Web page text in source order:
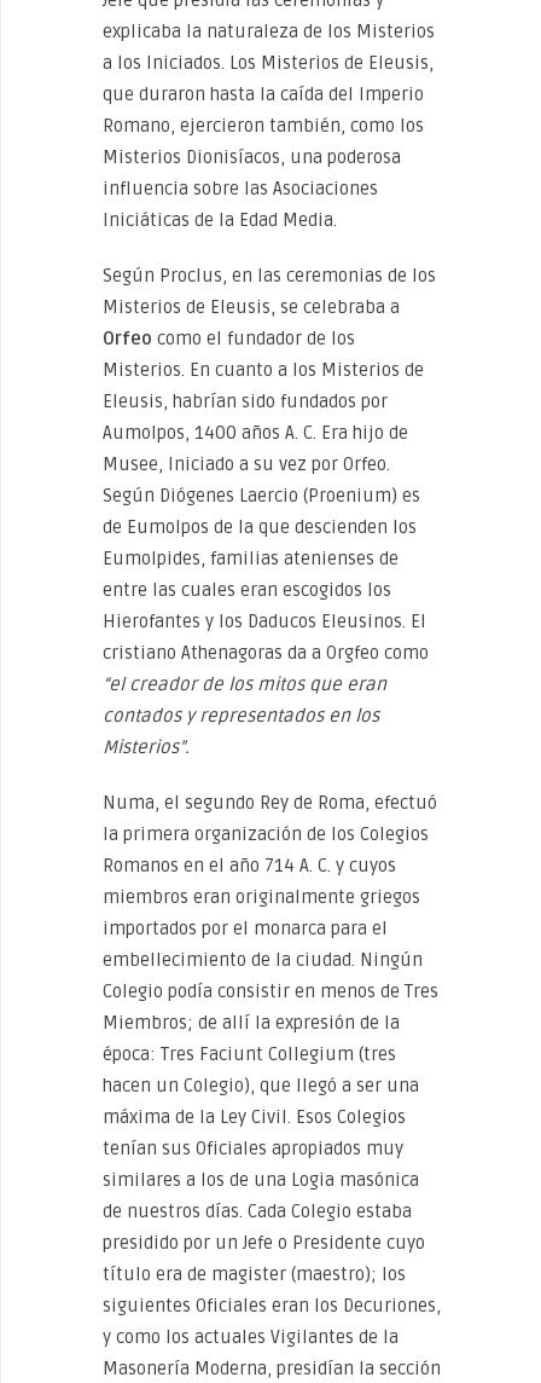
explicaba la naturaleza de los Misterios
a los Iniciados. Los Misterios de Eleusis,
que duraron hasta la caída del Imperio
Romano, ejercieron también, como los
Misterios Dionisíacos, una poderosa
influencia sobre las Asociaciones
Iniciáticas de la Edad Media.
Según Proclus, en las ceremonias de los
Misterios de Eleusis, se celebraba a
Orfeo como el fundador de los
Misterios. En cuanto a los Misterios de
Eleusis, habrían sido fundados por
Aumolpos, 1400 años A. C. Era hijo de
Musee, Iniciado a su vez por Orfeo.
Según Diógenes Laercio (Proenium) es
de Eumolpos de la que descienden los
Eumolpides, familias atenienses de
entre las cuales eran escogidos los
Hierofantes y los Daducos Eleusinos. El
cristiano Athenagoras da a Orgfeo como
“el creador de los mitos que eran
contados y representados en los
Misterios”.
Numa, el segundo Rey de Roma, efectuó
la primera organización de los Colegios
Romanos en el año 714 A. C. y cuyos
miembros eran originalmente griegos
importados por el monarca para el
embellecimiento de la ciudad. Ningún
Colegio podía consistir en menos de Tres
Miembros; de allí la expresión de la
época: Tres Faciunt Collegium (tres
hacen un Colegio), que llegó a ser una
máxima de la Ley Civil. Esos Colegios
tenían sus Oficiales apropiados muy
similares a los de una Logia masónica
de nuestros días. Cada Colegio estaba
presidido por un Jefe o Presidente cuyo
título era de magister (maestro); los
siguientes Oficiales eran los Decuriones,
y como los actuales Vigilantes de la
Masonería Moderna, presidían la sección